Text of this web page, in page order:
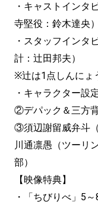
・キャストインタ
寺堅役：鈴木達央）
・スタッフインタ
計：辻田邦夫）
※辻は1点しんにょ
・キャラクター設
②デパック＆三方
③須辺謝留威弁斗
川通凛愚（ツーリ
部）
【映像特典】
・「ちびりべ」5